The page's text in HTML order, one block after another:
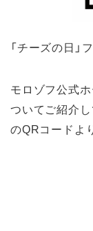
「チーズの日
モロゾフ公式
ついてご紹介
のQRコードよ